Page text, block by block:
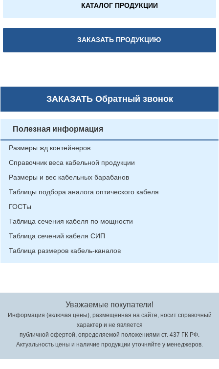
КАТАЛОГ ПРОДУКЦИИ
ЗАКАЗАТЬ ПРОДУКЦИЮ
ЗАКАЗАТЬОбратный звонок
Полезная информация
Размеры жд контейнеров
Справочник веса кабельной продукции
Размеры и вес кабельных барабанов
Таблицы подбора аналога оптического кабеля
ГОСТы
Таблица сечения кабеля по мощности
Таблица сечений кабеля СИП
Таблица размеров кабель-каналов
Уважаемые покупатели!
Информация (включая цены), размещенная на сайте, носит справочный
характер и не является
публичной офертой, определяемой положениями ст. 437 ГК РФ.
Актуальность цены и наличие продукции уточняйте у менеджеров.